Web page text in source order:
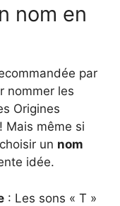
nom en
par
nommer les
Origines
Mais même si
un nom
idée.
: Les sons « T »